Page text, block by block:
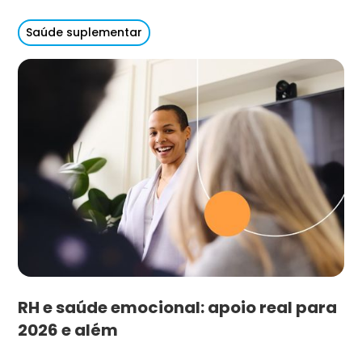
Saúde suplementar
RH e saúde emocional: apoio real para
2026 e além